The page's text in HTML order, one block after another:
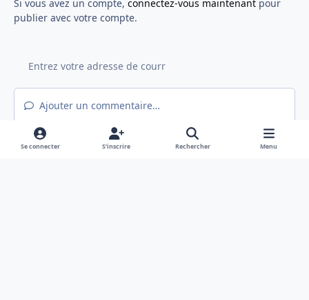
Si vous avez un compte, connectez-vous maintenantpour
publier avec votre compte.
Ajouter un commentaire…
Se connecter S’inscrire Rechercher Menu